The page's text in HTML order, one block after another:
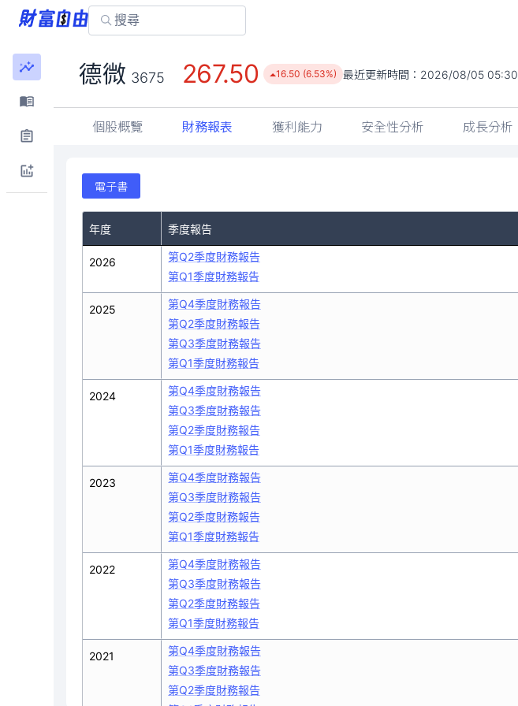
德微 3675 267.50 16.50 (6.53%) 最近更新時間： 2026/08/05 05:30
個股概覽 財務報表 獲利能力 安全性分析 成長分析
電子書
年度 季度報告
2026
2025
2024
2023
2022
2021
第Q2季度財務報告
第Q1季度財務報告
第Q4季度財務報告
第Q2季度財務報告
第Q3季度財務報告
第Q1季度財務報告
第Q4季度財務報告
第Q3季度財務報告
第Q2季度財務報告
第Q1季度財務報告
第Q4季度財務報告
第Q3季度財務報告
第Q2季度財務報告
第Q1季度財務報告
第Q4季度財務報告
第Q3季度財務報告
第Q2季度財務報告
第Q1季度財務報告
第Q4季度財務報告
第Q3季度財務報告
第Q2季度財務報告